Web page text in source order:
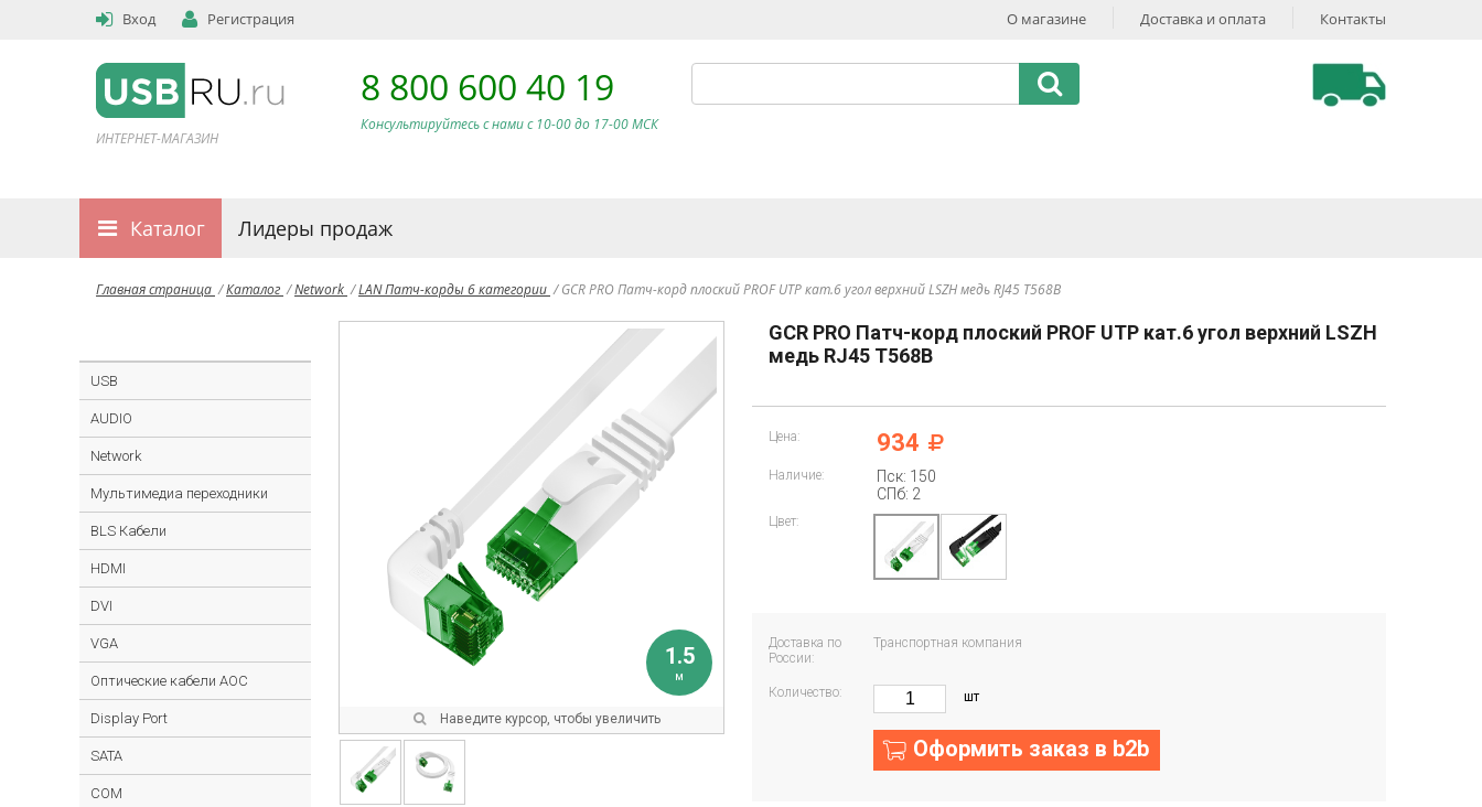
Вход Регистрация О магазине Доставка и оплата Контакты
ИНТЕРНЕТ-МАГАЗИН
8 800 600 40 19
Консультируйтесь с нами c 10-00 до 17-00 МСК
Каталог Лидеры продаж
Главная страница /Каталог /Network /LAN Патч-корды 6 категории / GCR PRO Патч-корд плоский PROF UTP кат.6 угол верхний LSZH медь RJ45 T568B
USB
AUDIO
Network
Мультимедиа переходники
BLS Кабели
HDMI
DVI
VGA
Оптические кабели AOC
Display Port
SATA
COM
1.5
м
Наведите курсор, чтобы увеличить
GCR PRO Патч-корд плоский PROF UTP кат.6 угол верхний LSZH
медь RJ45 T568B
Цена: 934
Наличие:
Пск: 150
СПб: 2
Цвет:
Доставка по
России:
Транспортная компания
Количество: шт
Оформить заказ в b2b